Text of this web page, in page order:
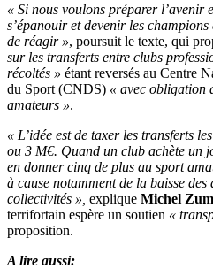
« Si nous voulons préparer l’avenir
s’épanouir et devenir les
de réagir », poursuit le texte, qui
sur les transferts entre clubs
récoltés » étant reversés au Centre
du Sport (CNDS) « avec obligation
amateurs ».
« L’idée est de taxer les transferts
ou 3 M€. Quand un club achète un
en donner cinq de plus au sport
à cause notamment de la baisse des
collectivités », explique Michel
terrifortain espère un soutien «
proposition.
A lire aussi: